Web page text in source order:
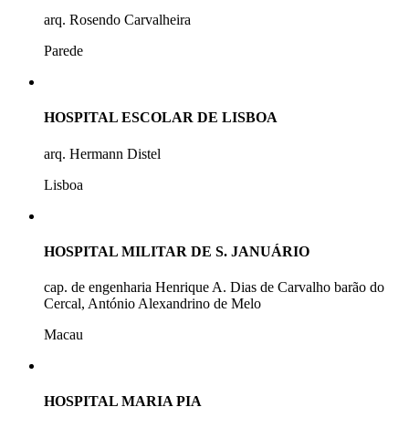
arq. Rosendo Carvalheira
Parede
HOSPITAL ESCOLAR DE LISBOA
arq. Hermann Distel
Lisboa
HOSPITAL MILITAR DE S. JANUÁRIO
cap. de engenharia Henrique A. Dias de Carvalho barão do
Cercal, António Alexandrino de Melo
Macau
HOSPITAL MARIA PIA